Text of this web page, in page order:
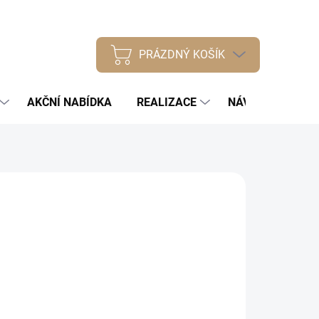
NÁKUPNÍ
KOŠÍK
PRÁZDNÝ KOŠÍK
AKČNÍ NABÍDKA REALIZACE NÁVODY